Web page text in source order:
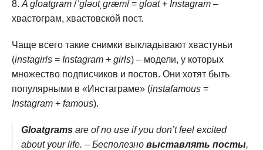
A gloatgram /ˈɡləʊtˌɡræm/ = gloat+ Instagram –
хвастограм, хвастовской пост.
Чаще всего такие снимки выкладывают хвастуньи
(instagirls = Instagram + girls) – модели, у которых
множество подписчиков и постов. Они хотят быть
популярными в «Инстаграме» (instafamous =
Instagram + famous).
Gloatgrams are of no use if you don’t feel excited
about your life. – Бесполезно выставлять посты,